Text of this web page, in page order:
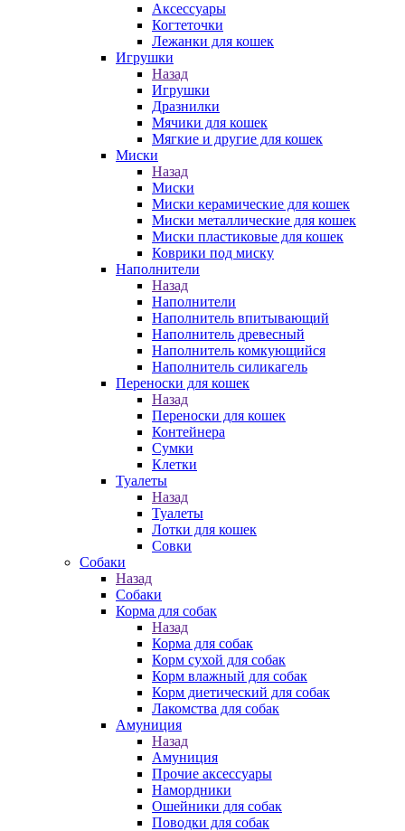
Аксессуары
Когтеточки
Лежанки для кошек
Игрушки
Назад
Игрушки
Дразнилки
Мячики для кошек
Мягкие и другие для кошек
Миски
Назад
Миски
Миски керамические для кошек
Миски металлические для кошек
Миски пластиковые для кошек
Коврики под миску
Наполнители
Назад
Наполнители
Наполнитель впитывающий
Наполнитель древесный
Наполнитель комкующийся
Наполнитель силикагель
Переноски для кошек
Назад
Переноски для кошек
Контейнера
Сумки
Клетки
Туалеты
Назад
Туалеты
Лотки для кошек
Совки
Собаки
Назад
Собаки
Корма для собак
Назад
Корма для собак
Корм сухой для собак
Корм влажный для собак
Корм диетический для собак
Лакомства для собак
Амуниция
Назад
Амуниция
Прочие аксессуары
Намордники
Ошейники для собак
Поводки для собак